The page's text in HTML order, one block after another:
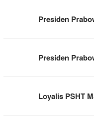
Presiden
Presiden
Loyalis PSHT